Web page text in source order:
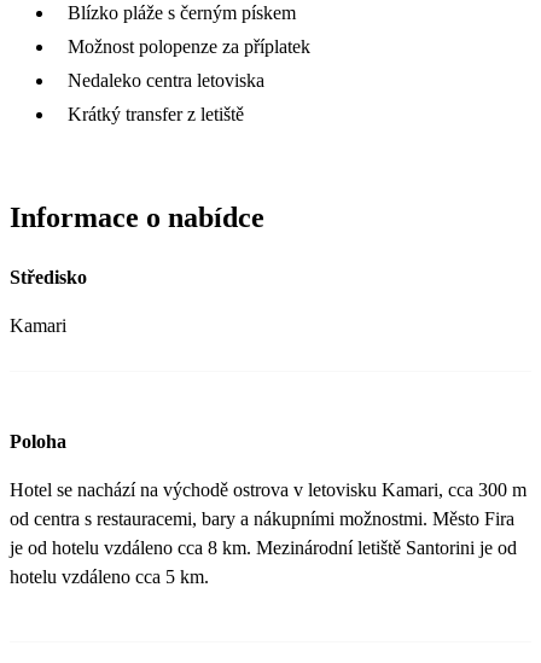
Blízko pláže s černým pískem
Možnost polopenze za příplatek
Nedaleko centra letoviska
Krátký transfer z letiště
Informace o nabídce
Středisko
Kamari
Poloha
Hotel se nachází na východě ostrova v letovisku Kamari, cca 300 m
od centra s restauracemi, bary a nákupními možnostmi. Město Fira
je od hotelu vzdáleno cca 8 km. Mezinárodní letiště Santorini je od
hotelu vzdáleno cca 5 km.